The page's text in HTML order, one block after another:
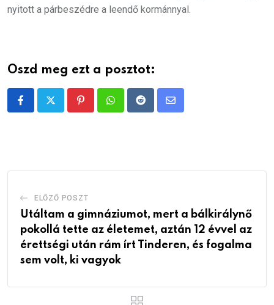
nyitott a párbeszédre a leendő kormánnyal.
Oszd meg ezt a posztot:
PinterestWhatsappRedditShare
ELŐZŐ POSZT
Utáltam a gimnáziumot, mert a bálkirálynő
pokollá tette az életemet, aztán 12 évvel az
érettségi után rám írt Tinderen, és fogalma
sem volt, ki vagyok